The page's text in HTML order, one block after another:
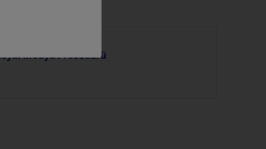
Medya Prosedürü